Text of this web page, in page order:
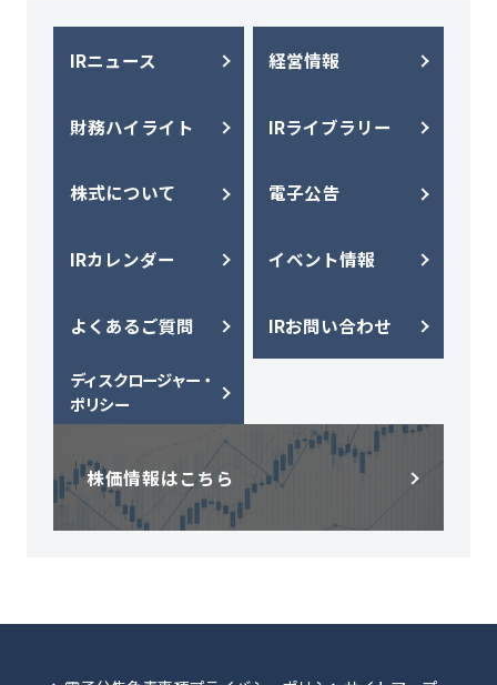
IRニュース 経営情報
財務ハイライト IRライブラリー
株式について 電子公告
IRカレンダー イベント情報
よくあるご質問 IRお問い合わせ
ディスクロージャー・
ポリシー
株価情報はこちら